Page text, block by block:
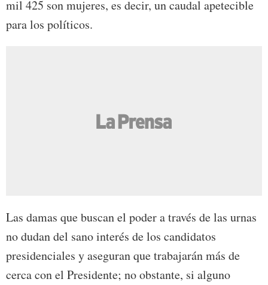
mil 425 son mujeres, es decir, un caudal apetecible
para los políticos.
Las damas que buscan el poder a través de las urnas
no dudan del sano interés de los candidatos
presidenciales y aseguran que trabajarán más de
cerca con el Presidente; no obstante, si alguno